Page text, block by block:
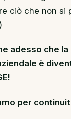
ciò che non si
adesso che la
è
per